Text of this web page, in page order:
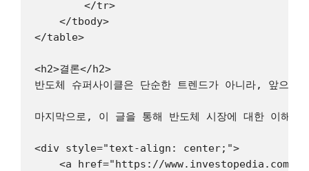
        </tr>
    </tbody>
</table>
<h2>결론</h2>
반도체 슈퍼사이클은 단순한 트렌드가 아니라, 앞으
마지막으로, 이 글을 통해 반도체 시장에 대한 이해
<div style="text-align: center;">
<a href="https://www.investopedia.com"